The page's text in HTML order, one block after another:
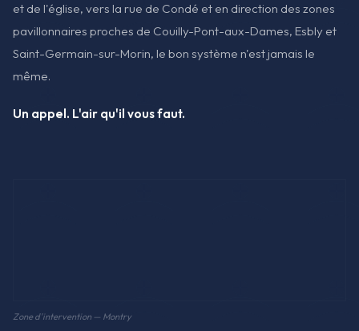
et de l'église, vers la rue de Condé et en direction des zones
pavillonnaires proches de Couilly-Pont-aux-Dames, Esbly et
Saint-Germain-sur-Morin, le bon système n'est jamais le
même.
Un appel. L'air qu'il vous faut.
Zone d'intervention — Montry